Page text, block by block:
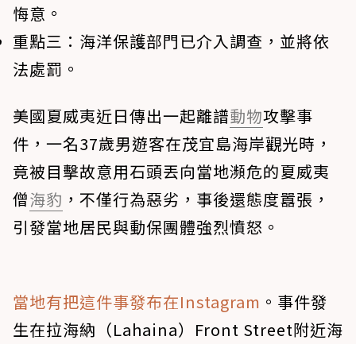
悔意。
重點三： 海洋保護部門已介入調查，並將依
法處罰。
美國夏威夷近日傳出一起離譜動物攻擊事
件，一名37歲男遊客在茂宜島海岸觀光時，
竟被目擊故意用石頭丟向當地瀕危的夏威夷
僧海豹 ，不僅行為惡劣，事後還態度囂張，
引發當地居民與動保團體強烈憤怒。
當地有把這件事發布在Instagram 。事件發
生在拉海納（Lahaina）Front Street附近海